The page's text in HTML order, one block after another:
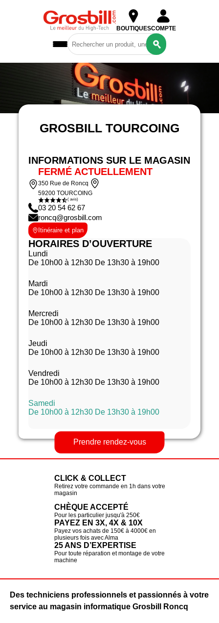
BOUTIQUESCOMPTE
PC GROSBILL & CONFIG SUR MESURE
Ordinateurs
& Tablettes
Périphériques
Reconditionné
GROSBILL TOURCOING
INFORMATIONS SUR LE MAGASIN
FERMÉ ACTUELLEMENT
350 Rue de Roncq
59200 TOURCOING
( avis)
03 20 54 62 67
roncq@grosbill.com
Itinéraire et plan
HORAIRES D’OUVERTURE
Lundi
De 10h00 à 12h30 De 13h30 à 19h00
Mardi
De 10h00 à 12h30 De 13h30 à 19h00
Mercredi
De 10h00 à 12h30 De 13h30 à 19h00
Jeudi
De 10h00 à 12h30 De 13h30 à 19h00
Vendredi
De 10h00 à 12h30 De 13h30 à 19h00
Samedi
De 10h00 à 12h30 De 13h30 à 19h00
Prendre rendez-vous
CLICK & COLLECT
Retirez votre commande en 1h dans votre
magasin
CHÈQUE ACCEPTÉ
Pour les particulier jusqu'à 250€
PAYEZ EN 3X, 4X & 10X
Payez vos achats de 150€ à 4000€ en
plusieurs fois avec Alma
25 ANS D’EXPERTISE
Pour toute réparation et montage de votre
machine
Des techniciens professionnels et passionnés à votre
service au magasin informatique Grosbill Roncq